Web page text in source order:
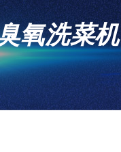
氧洗菜机